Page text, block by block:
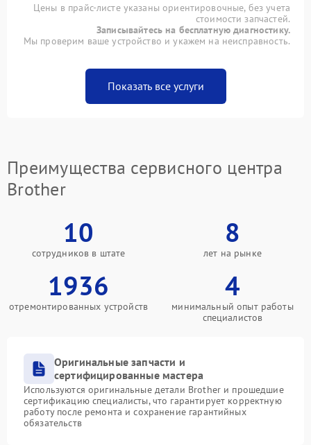
Цены в прайс-листе указаны ориентировочные, без учета
стоимости запчастей.
Записывайтесь на бесплатную диагностику.
Мы проверим ваше устройство и укажем на неисправность.
Показать все услуги
Преимущества сервисного центра
Brother
10
сотрудников в штате
8
лет на рынке
1936
отремонтированных устройств
4
минимальный опыт работы
специалистов
Оригинальные запчасти и
сертифицированные мастера
Используются оригинальные детали Brother и прошедшие
сертификацию специалисты, что гарантирует корректную
работу после ремонта и сохранение гарантийных
обязательств